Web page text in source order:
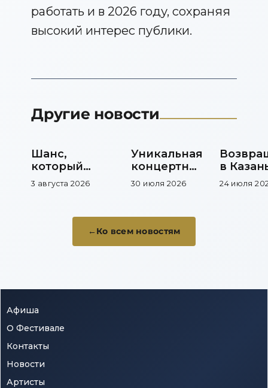
работать и в 2026 году, сохраняя
высокий интерес публики.
Другие новости
Шанс,
который
меняет
музыкальную
3 августа 2026
Уникальная
концертная
площадка
30 июля 2026
в
24 июля
Ко всем новостям
Афиша
О Фестивале
Контакты
Новости
Артисты